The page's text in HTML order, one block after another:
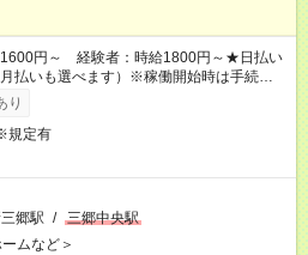
1600円～ 経験者：時給1800円～★日払い
払いも選べます）※稼働開始時は手続き完
ります。
り
規定有
郷駅 / 三郷中央駅
ムなど＞